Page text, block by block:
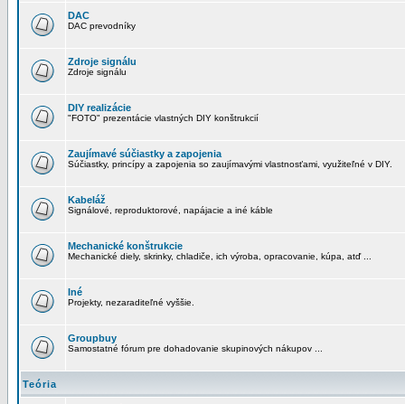
DAC
DAC prevodníky
Zdroje signálu
Zdroje signálu
DIY realizácie
"FOTO" prezentácie vlastných DIY konštrukcií
Zaujímavé súčiastky a zapojenia
Súčiastky, princípy a zapojenia so zaujímavými vlastnosťami, využiteľné v DIY.
Kabeláž
Signálové, reproduktorové, napájacie a iné káble
Mechanické konštrukcie
Mechanické diely, skrinky, chladiče, ich výroba, opracovanie, kúpa, atď ...
Iné
Projekty, nezaraditeľné vyššie.
Groupbuy
Samostatné fórum pre dohadovanie skupinových nákupov ...
Teória